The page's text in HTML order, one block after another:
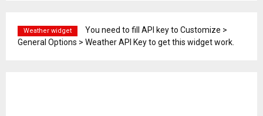
Weather widget
You need to fill API key to Customize >
General Options > Weather API Key to get this widget work.